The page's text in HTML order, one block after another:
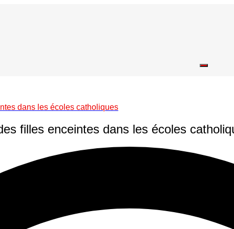
dans les écoles catholiques
filles enceintes dans les écoles